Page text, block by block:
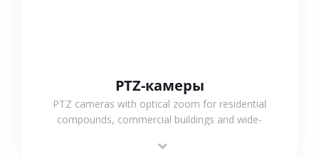
PTZ-камеры
PTZ cameras with optical zoom for residential
compounds, commercial buildings and wide-
monitoring and flexible coverage.